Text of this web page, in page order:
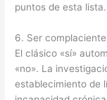
puntos de esta lista.
6. Ser
El clásico «sí»
«no». La
establecimiento de